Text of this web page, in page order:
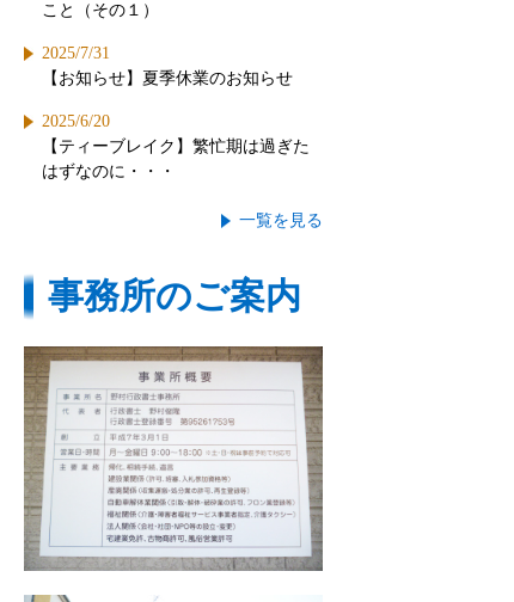
こと（その１）
2025/7/31
【お知らせ】夏季休業のお知らせ
2025/6/20
【ティーブレイク】繁忙期は過ぎた
はずなのに・・・
一覧を見る
事務所のご案内